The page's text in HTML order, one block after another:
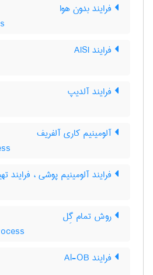
فرایند بدون هوا
فرایند AISI
فرایند آلدیپ
آلومینیم کاری آلفریف
فرایند آلومینیم پوشی ، فرایند
روش تمام گِل
فرایند Al-OB